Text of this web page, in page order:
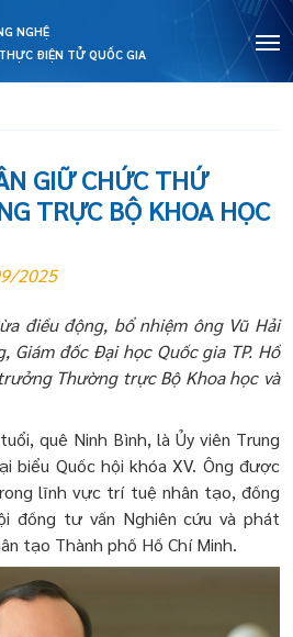
NGHỆ
ĐIỆN TỬ QUỐC GIA
GIỮ CHỨC THỨ
TRỰC BỘ KHOA HỌC
2025
điều động, bổ nhiệm ông Vũ Hải
Giám đốc Đại học Quốc gia TP. Hồ
Thường trực Bộ Khoa học và
tuổi, quê Ninh Bình, là Ủy viên Trung
biểu Quốc hội khóa XV. Ông được
lĩnh vực trí tuệ nhân tạo, đồng
đồng tư vấn Nghiên cứu và phát
tạo Thành phố Hồ Chí Minh.